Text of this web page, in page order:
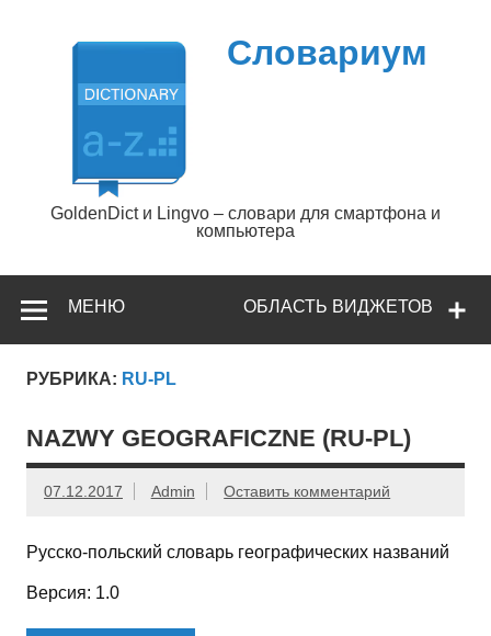
содержимому
Словариум
GoldenDict и Lingvo – словари для смартфона и
компьютера
ОБЛАСТЬ ВИДЖЕТОВ
МЕНЮ
РУБРИКА: RU-PL
NAZWY GEOGRAFICZNE (RU-PL)
07.12.2017 Admin Оставить комментарий
Русско-польский словарь географических названий
Версия: 1.0